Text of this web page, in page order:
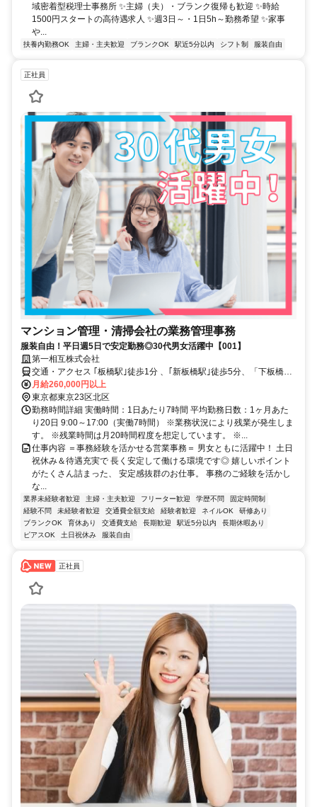
域密着型税理士事務所 ✨主婦（夫）・ブランク復帰も歓迎 ✨時給
1500円スタートの高待遇求人 ✨週3日～・1日5h～勤務希望 ✨家事
や...
扶養内勤務OK 主婦・主夫歓迎 ブランクOK 駅近5分以内 シフト制 服装自由
正社員
マンション管理・清掃会社の業務管理事務
服装自由！平日週5日で安定勤務◎30代男女活躍中【001】
第一相互株式会社
交通・アクセス ｢板橋駅｣徒歩1分 、｢新板橋駅｣徒歩5分、「下板橋
駅」徒歩8分
月給260,000円以上
東京都東京23区北区
勤務時間詳細 実働時間：1日あたり7時間 平均勤務日数：1ヶ月あた
り20日 9:00～17:00（実働7時間） ※業務状況により残業が発生しま
す。 ※残業時間は月20時間程度を想定しています。 ※...
仕事内容 ＝事務経験を活かせる営業事務＝ 男女ともに活躍中！ 土日
祝休み＆待遇充実で 長く安定して働ける環境です◎ 嬉しいポイント
がたくさん詰まった、 安定感抜群のお仕事。 事務のご経験を活かし
な...
業界未経験者歓迎 主婦・主夫歓迎 フリーター歓迎 学歴不問
固定時間制
経験不問
未経験者歓迎 交通費全額支給 経験者歓迎 ネイルOK
研修あり
ブランクOK
育休あり 交通費支給 長期歓迎 駅近5分以内
長期休暇あり
ピアスOK
土日祝休み 服装自由
正社員